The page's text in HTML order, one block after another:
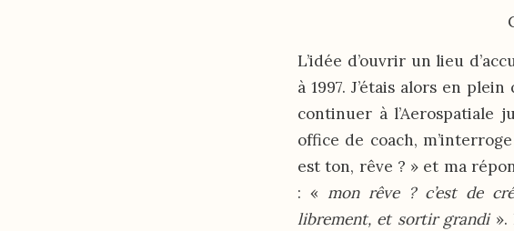
L’idée d’ouvrir un lieu
à 1997. J’étais alors en
continuer à l’Aerospatiale
office de coach,
est ton, rêve ? » et ma
: « mon rêve ? c’est de
librement, et sortir grandi».